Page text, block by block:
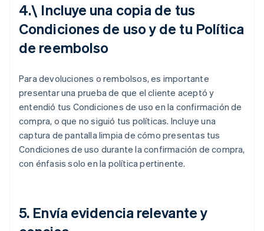
4.\ Incluye una copia de tus
Condiciones de uso y de tu Política
de reembolso
Para devoluciones o rembolsos, es importante
presentar una prueba de que el cliente aceptó y
entendió tus Condiciones de uso en la confirmación de
compra, o que no siguió tus políticas. Incluye una
captura de pantalla limpia de cómo presentas tus
Condiciones de uso durante la confirmación de compra,
con énfasis solo en la política pertinente.
5. Envía evidencia relevante y